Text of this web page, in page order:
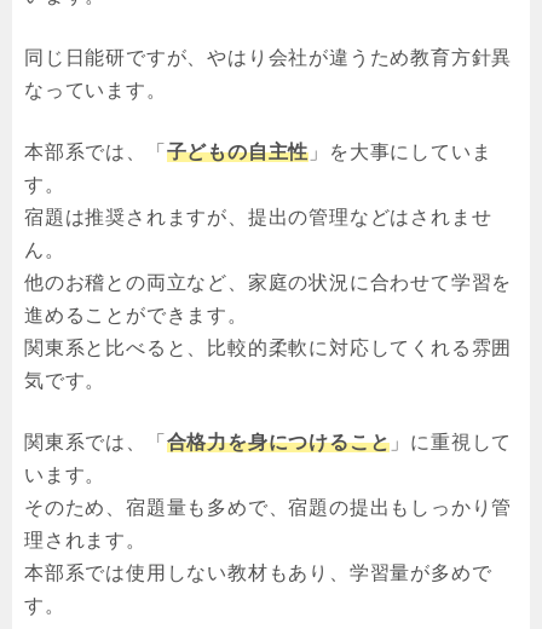
同じ日能研ですが、やはり会社が違うため教育方針異
なっています。
本部系では、「 子どもの自主性 」を大事にしていま
す。
宿題は推奨されますが、提出の管理などはされませ
ん。
他のお稽との両立など、家庭の状況に合わせて学習を
進めることができます。
関東系と比べると、比較的柔軟に対応してくれる雰囲
気です。
関東系では、「 合格力を身につけること 」に重視して
います。
そのため、宿題量も多めで、宿題の提出もしっかり管
理されます。
本部系では使用しない教材もあり、学習量が多めで
す。